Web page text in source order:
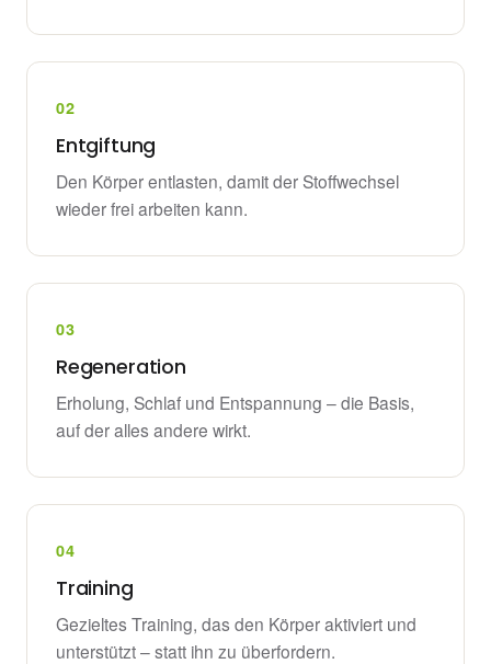
02
Entgiftung
Den Körper entlasten, damit der Stoffwechsel
wieder frei arbeiten kann.
03
Regeneration
Erholung, Schlaf und Entspannung – die Basis,
auf der alles andere wirkt.
04
Training
Gezieltes Training, das den Körper aktiviert und
unterstützt – statt ihn zu überfordern.